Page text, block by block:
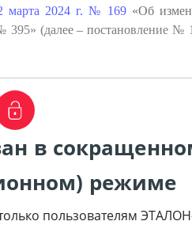
марта 2024 г. № 169 «Об
395» (далее – постановление
в
режиме
пользователям